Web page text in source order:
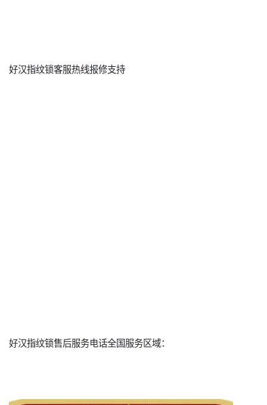
好汉指纹锁客服热线报修支持
好汉指纹锁售后服务电话全国服务区域：